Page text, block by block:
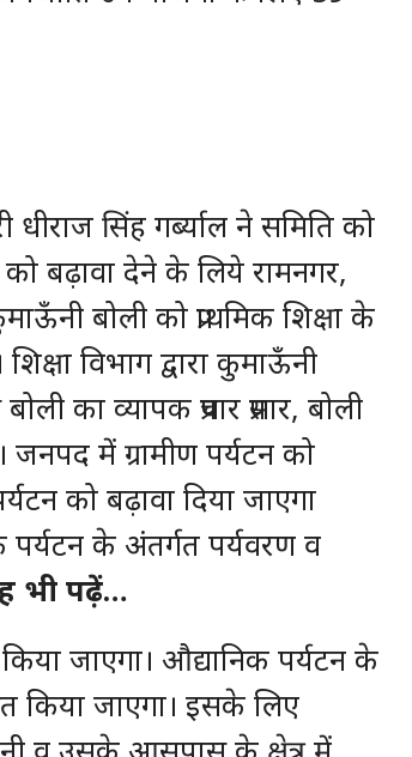
सिंह गर्ब्याल ने समिति को
बढ़ावा देने के लिये रामनगर,
बोली को प्राथमिक शिक्षा के
विभाग द्वारा कुमाऊँनी
का व्यापक प्रचार प्रसार, बोली
जनपद में ग्रामीण पर्यटन को
को बढ़ावा दिया जाएगा
के अंतर्गत पर्यवरण व
भी पढ़ें…
जाएगा। औद्यानिक पर्यटन के
किया जाएगा। इसके लिए